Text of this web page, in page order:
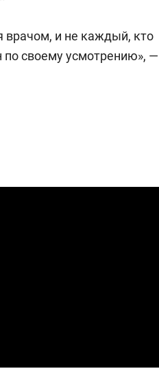
врачом, и не каждый, кто
по своему усмотрению», —